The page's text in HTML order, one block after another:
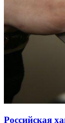
Российская